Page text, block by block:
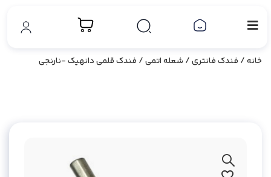
خانه/ فندک فانتری/ شعله اتمی/ فندک قلمی دانهیک -نارنجی